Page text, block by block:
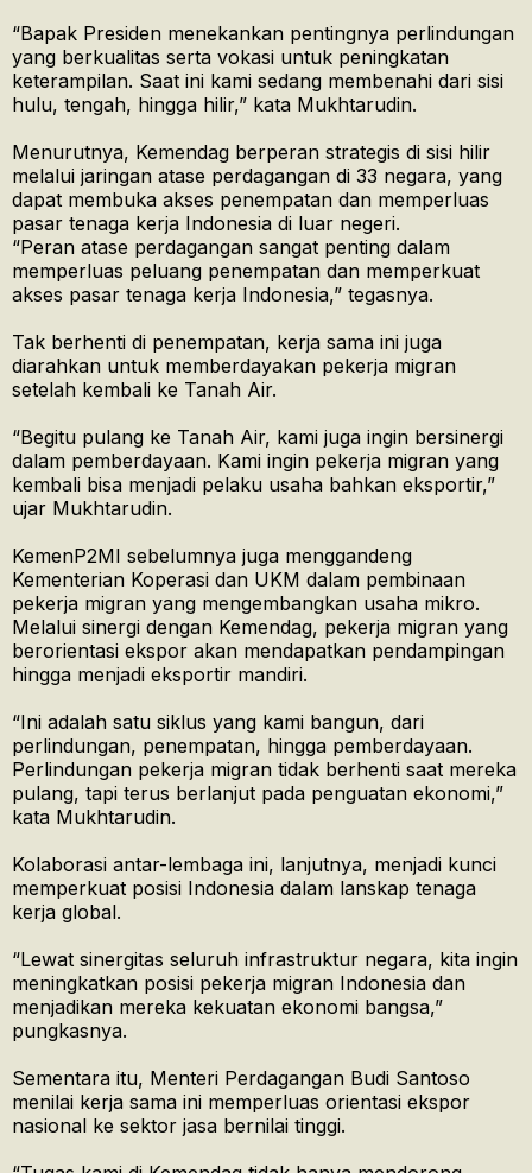
“Bapak Presiden menekankan pentingnya perlindungan
yang berkualitas serta vokasi untuk peningkatan
keterampilan. Saat ini kami sedang membenahi dari sisi
hulu, tengah, hingga hilir,” kata Mukhtarudin.
Menurutnya, Kemendag berperan strategis di sisi hilir
melalui jaringan atase perdagangan di 33 negara, yang
dapat membuka akses penempatan dan memperluas
pasar tenaga kerja Indonesia di luar negeri.
“Peran atase perdagangan sangat penting dalam
memperluas peluang penempatan dan memperkuat
akses pasar tenaga kerja Indonesia,” tegasnya.
Tak berhenti di penempatan, kerja sama ini juga
diarahkan untuk memberdayakan pekerja migran
setelah kembali ke Tanah Air.
“Begitu pulang ke Tanah Air, kami juga ingin bersinergi
dalam pemberdayaan. Kami ingin pekerja migran yang
kembali bisa menjadi pelaku usaha bahkan eksportir,”
ujar Mukhtarudin.
KemenP2MI sebelumnya juga menggandeng
Kementerian Koperasi dan UKM dalam pembinaan
pekerja migran yang mengembangkan usaha mikro.
Melalui sinergi dengan Kemendag, pekerja migran yang
berorientasi ekspor akan mendapatkan pendampingan
hingga menjadi eksportir mandiri.
“Ini adalah satu siklus yang kami bangun, dari
perlindungan, penempatan, hingga pemberdayaan.
Perlindungan pekerja migran tidak berhenti saat mereka
pulang, tapi terus berlanjut pada penguatan ekonomi,”
kata Mukhtarudin.
Kolaborasi antar-lembaga ini, lanjutnya, menjadi kunci
memperkuat posisi Indonesia dalam lanskap tenaga
kerja global.
“Lewat sinergitas seluruh infrastruktur negara, kita ingin
meningkatkan posisi pekerja migran Indonesia dan
menjadikan mereka kekuatan ekonomi bangsa,”
pungkasnya.
Sementara itu, Menteri Perdagangan Budi Santoso
menilai kerja sama ini memperluas orientasi ekspor
nasional ke sektor jasa bernilai tinggi.